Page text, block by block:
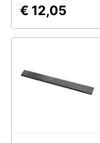
€ 12,05